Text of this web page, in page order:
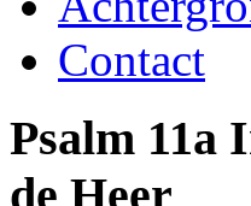
Contact
Psalm 11a
de Heer